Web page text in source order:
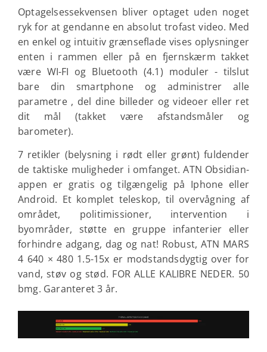
Optagelsessekvensen bliver optaget uden noget
ryk for at gendanne en absolut trofast video. Med
en enkel og intuitiv grænseflade vises oplysninger
enten i rammen eller på en fjernskærm takket
være WI-FI og Bluetooth (4.1) moduler - tilslut
bare din smartphone og administrer alle
parametre , del dine billeder og videoer eller ret
dit mål (takket være afstandsmåler og
barometer).
7 retikler (belysning i rødt eller grønt) fuldender
de taktiske muligheder i omfanget. ATN Obsidian-
appen er gratis og tilgængelig på Iphone eller
Android. Et komplet teleskop, til overvågning af
området, politimissioner, intervention i
byområder, støtte en gruppe infanterier eller
forhindre adgang, dag og nat! Robust, ATN MARS
4 640 × 480 1.5-15x er modstandsdygtig over for
vand, støv og stød. FOR ALLE KALIBRE NEDER. 50
bmg. Garanteret 3 år.